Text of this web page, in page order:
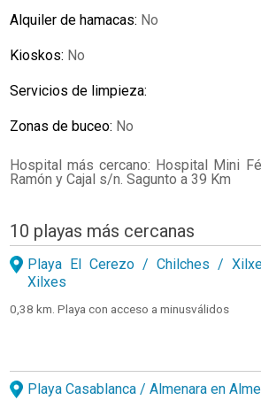
Alquiler de hamacas: No
Kioskos: No
Servicios de limpieza:
Zonas de buceo: No
Hospital más cercano: Hospital Mini Fé
Ramón y Cajal s/n. Sagunto a 39 Km
10 playas más cercanas
Playa El Cerezo / Chilches /
Xilxes
0,38 km. Playa con acceso a minusválidos
Playa Casablanca / Almenara en